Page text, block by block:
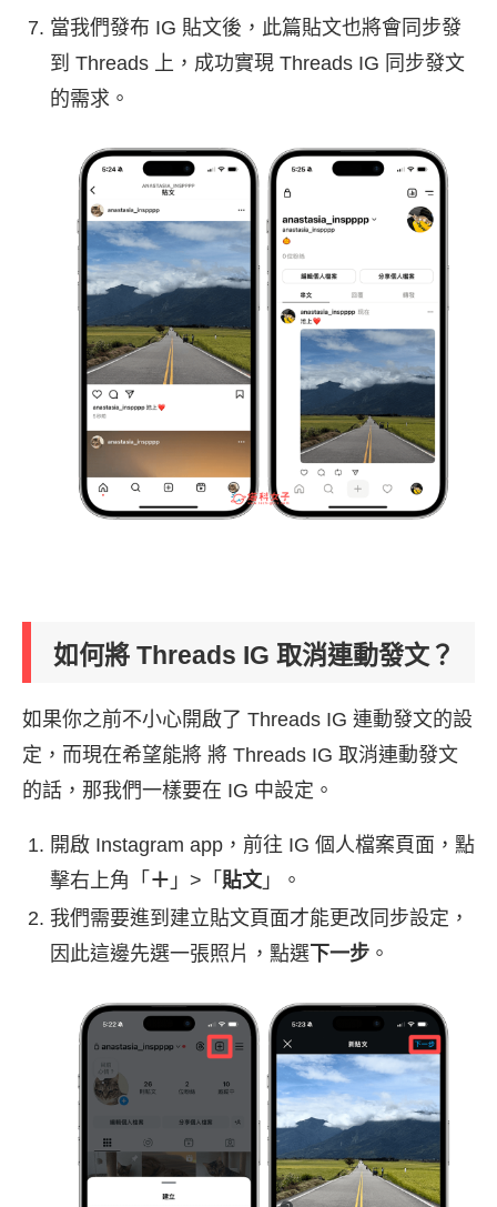
當我們發布 IG 貼文後，此篇貼文也將會同步發
到 Threads 上，成功實現 Threads IG 同步發文
的需求。
如何將 Threads IG 取消連動發文？
如果你之前不小心開啟了 Threads IG 連動發文的設
定，而現在希望能將 將 Threads IG 取消連動發文
的話，那我們一樣要在 IG 中設定。
開啟 Instagram app，前往 IG 個人檔案頁面，點
擊右上角「 ＋ 」>「 貼文」。
我們需要進到建立貼文頁面才能更改同步設定，
因此這邊先選一張照片，點選 下一步 。